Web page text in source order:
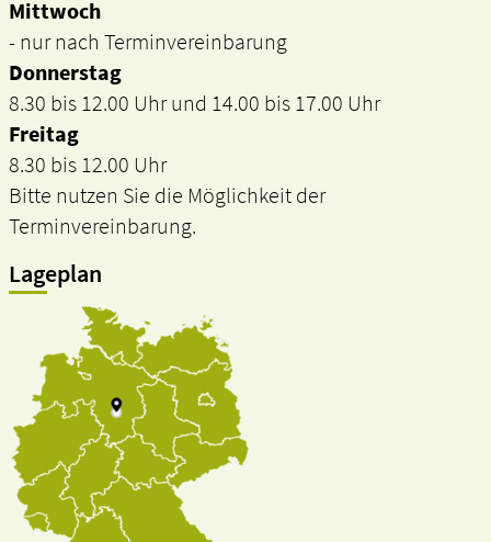
Mittwoch
- nur nach Terminvereinbarung
Donnerstag
8.30 bis 12.00 Uhr und 14.00 bis 17.00 Uhr
Freitag
8.30 bis 12.00 Uhr
Bitte nutzen Sie die Möglichkeit der
Terminvereinbarung.
Lageplan